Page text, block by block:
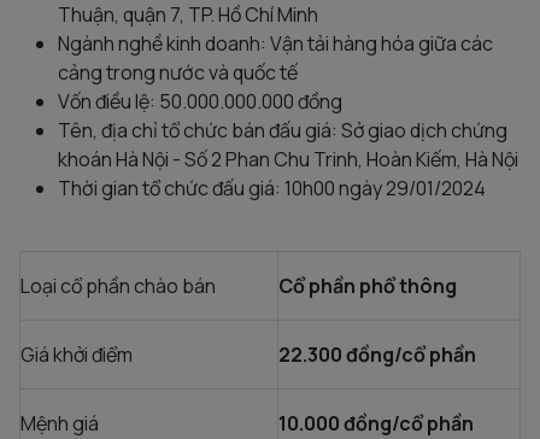
Thuận, quận 7, TP. Hồ Chí Minh
Ngành nghề kinh doanh: Vận tải hàng hóa giữa các
cảng trong nước và quốc tế
Vốn điều lệ: 50.000.000.000 đồng
Tên, địa chỉ tổ chức bán đấu giá: Sở giao dịch chứng
khoán Hà Nội - Số 2 Phan Chu Trinh, Hoàn Kiếm, Hà Nội
Thời gian tổ chức đấu giá: 10h00 ngày 29/01/2024
Loại cổ phần chào bán Cổ phần phổ thông
Giá khởi điểm 22.300đồng/cổ phần
Mệnh giá 10.000 đồng/cổ phần